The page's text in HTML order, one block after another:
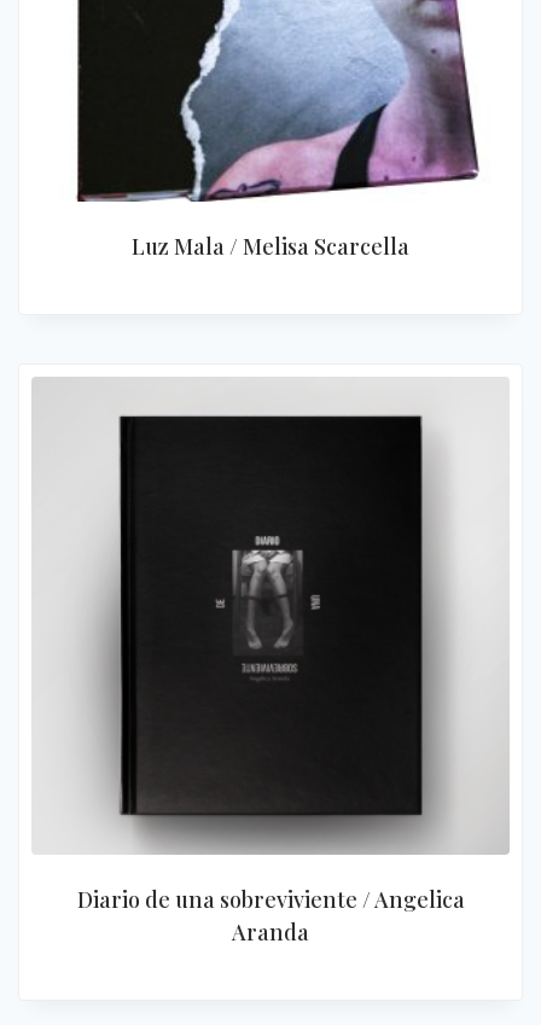
Luz Mala / Melisa Scarcella
Diario de una sobreviviente / Angelica
Aranda